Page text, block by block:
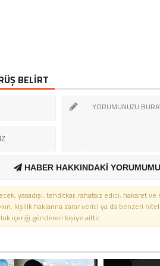
BELİRT
HABER HAKKINDAKİ
yasadışı, tehditkar, rahatsız edici, hakaret
kişilik haklarına zarar verici ya da benzeri
içeriği gönderen kişiye aittir.